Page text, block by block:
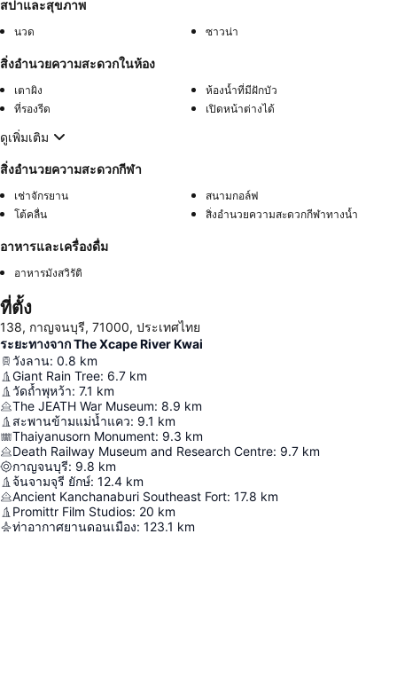
สปาและสุขภาพ
นวด ซาวน่า
สิ่งอำนวยความสะดวกในห้อง
เตาผิง
ห้องน้ำที่มีฝักบัว
ที่รองรีด
เปิดหน้าต่างได้
ดูเพิ่มเติม
สิ่งอำนวยความสะดวกกีฬา
เช่าจักรยาน
สนามกอล์ฟ
โต้คลื่น
สิ่งอำนวยความสะดวกกีฬาทางน้ำ
อาหารและเครื่องดื่ม
อาหารมังสวิรัติ
ที่ตั้ง
138, กาญจนบุรี, 71000, ประเทศไทย
ระยะทางจาก The Xcape River Kwai
วังลาน: 0.8 km
Giant Rain Tree: 6.7 km
วัดถ้ำพุหว้า: 7.1 km
The JEATH War Museum: 8.9 km
สะพานข้ามแม่น้ำแคว: 9.1 km
Thaiyanusorn Monument: 9.3 km
Death Railway Museum and Research Centre: 9.7 km
กาญจนบุรี: 9.8 km
จ้นจามจุรี ยักษ์: 12.4 km
Ancient Kanchanaburi Southeast Fort: 17.8 km
Promittr Film Studios: 20 km
ท่าอากาศยานดอนเมือง: 123.1 km